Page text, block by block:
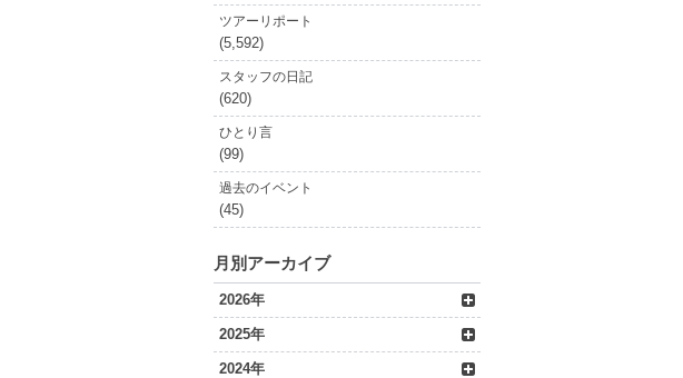
ツアーリポート
(5,592)
スタッフの日記
(620)
ひとり言
(99)
過去のイベント
(45)
月別アーカイブ
2026年
2025年
2024年